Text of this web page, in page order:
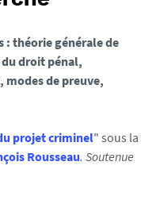
: théorie générale de
droit pénal,
de preuve,
projet criminel" sous la
Rousseau. Soutenue